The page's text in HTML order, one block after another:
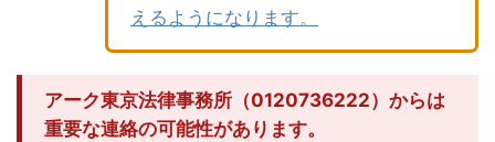
えるようになります。
アーク東京法律事務所（0120736222）からは
重要な連絡の可能性があります。